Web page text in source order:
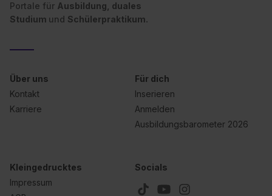
Portale für Ausbildung, duales
Studium und Schülerpraktikum.
Über uns
Kontakt
Karriere
Für dich
Inserieren
Anmelden
Ausbildungsbarometer 2026
Kleingedrucktes
Impressum
Socials